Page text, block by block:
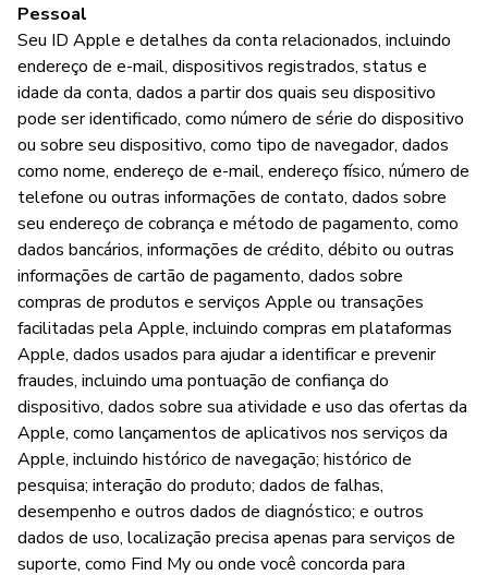
Pessoal
Seu ID Apple e detalhes da conta relacionados, incluindo
endereço de e-mail, dispositivos registrados, status e
idade da conta, dados a partir dos quais seu dispositivo
pode ser identificado, como número de série do dispositivo
ou sobre seu dispositivo, como tipo de navegador, dados
como nome, endereço de e-mail, endereço físico, número de
telefone ou outras informações de contato, dados sobre
seu endereço de cobrança e método de pagamento, como
dados bancários, informações de crédito, débito ou outras
informações de cartão de pagamento, dados sobre
compras de produtos e serviços Apple ou transações
facilitadas pela Apple, incluindo compras em plataformas
Apple, dados usados para ajudar a identificar e prevenir
fraudes, incluindo uma pontuação de confiança do
dispositivo, dados sobre sua atividade e uso das ofertas da
Apple, como lançamentos de aplicativos nos serviços da
Apple, incluindo histórico de navegação; histórico de
pesquisa; interação do produto; dados de falhas,
desempenho e outros dados de diagnóstico; e outros
dados de uso, localização precisa apenas para serviços de
suporte, como Find My ou onde você concorda para